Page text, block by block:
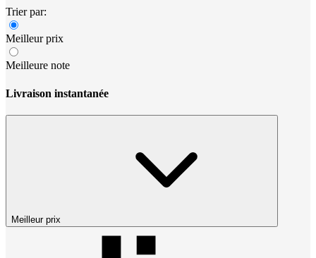
Trier par:
Meilleur prix
Meilleure note
Livraison instantanée
Meilleur prix